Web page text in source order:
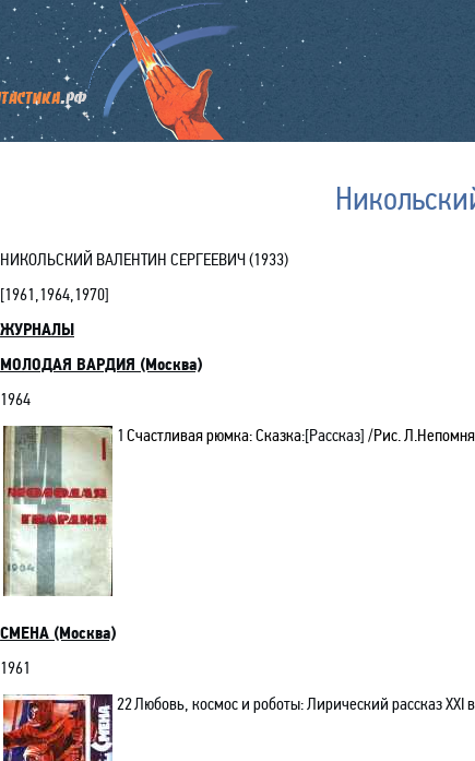
НИКОЛЬСКИЙ ВАЛЕНТИН СЕРГЕЕВИЧ (1933)
[1961,1964,1970]
ЖУРНАЛЫ
МОЛОДАЯ ВАРДИЯ (Москва)
1964
1 Счастливая рюмка:Сказка:[Рассказ] /Рис. Л.
СМЕНА (Москва)
1961
22Любовь, космос и роботы: Лирический рассказ ХХI